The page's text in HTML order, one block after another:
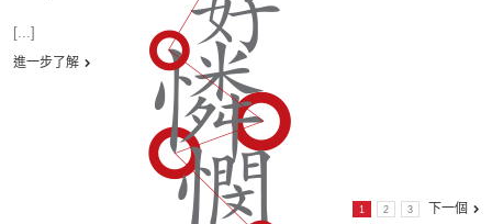
[...]
進一步了解
1 2 3 下一個